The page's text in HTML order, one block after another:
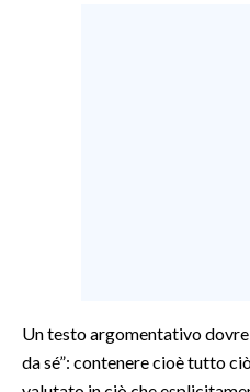
VOLLEY
MOTORI
Un testo argomentativo
da sé”: contenere cioè tutto